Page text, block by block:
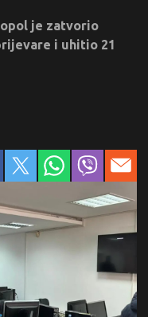
je zatvorio
i uhitio 21